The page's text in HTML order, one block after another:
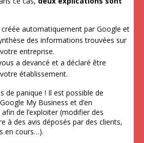
automatiquement par Google et
des informations trouvées sur
entreprise.
a devancé et a déclaré être
établissement.
de panique ! Il est possible de
My Business et d’en
de l’exploiter (modifier des
à des avis déposés par des clients,
en cours…).